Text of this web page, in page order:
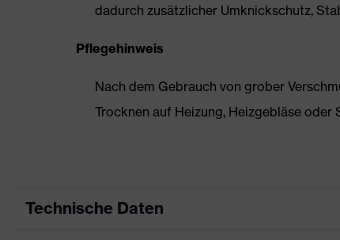
dadurch zusätzlicher Umknickschutz,
Pflegehinweis
Nach dem Gebrauch von grober
Trocknen auf Heizung, Heizgebläse
Technische Daten